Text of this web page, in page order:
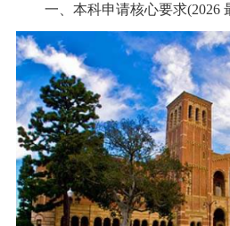
一、本科申请核心要求(2026